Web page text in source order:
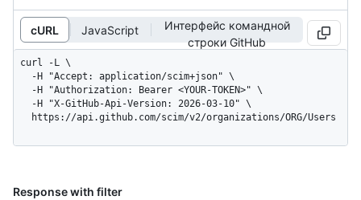
cURL JavaScript
Интерфейс командной
строки GitHub
curl -L \
  https://api.github.com/scim/v2/organizations/ORG/Users
Response with filter